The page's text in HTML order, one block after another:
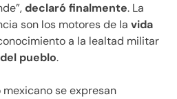
declaró finalmente. La
son los motores de la vida
a la lealtad militar
pueblo.
se expresan